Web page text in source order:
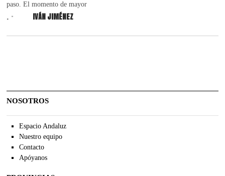
paso. El momento de mayor
. IVÁN JIMÉNEZ
NOSOTROS
Espacio Andaluz
Nuestro equipo
Contacto
Apóyanos